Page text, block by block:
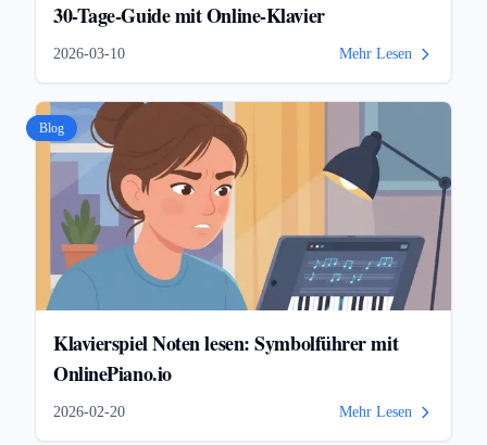
30-Tage-Guide mit Online-Klavier
2026-03-10 Mehr Lesen
Blog
Klavierspiel Noten lesen: Symbolführer mit
OnlinePiano.io
2026-02-20 Mehr Lesen